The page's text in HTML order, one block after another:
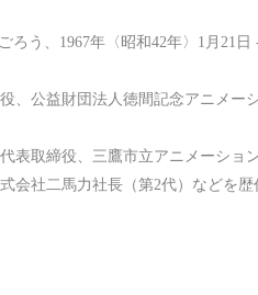
ろう、1967年〈昭和42年〉1月21
、公益財団法人徳間記念アニメー
表取締役、三鷹市立アニメーショ
会社二馬力社長（第2代）などを歴